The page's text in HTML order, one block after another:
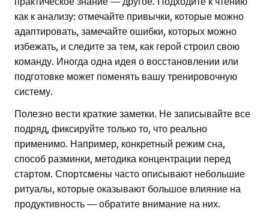
как к анализу: отмечайте привычки, которые можно
адаптировать, замечайте ошибки, которых можно
избежать, и следите за тем, как герой строил свою
команду. Иногда одна идея о восстановлении или
подготовке может поменять вашу тренировочную
систему.
Полезно вести краткие заметки. Не записывайте все
подряд, фиксируйте только то, что реально
применимо. Например, конкретный режим сна,
способ разминки, методика концентрации перед
стартом. Спортсмены часто описывают небольшие
ритуалы, которые оказывают большое влияние на
продуктивность — обратите внимание на них.